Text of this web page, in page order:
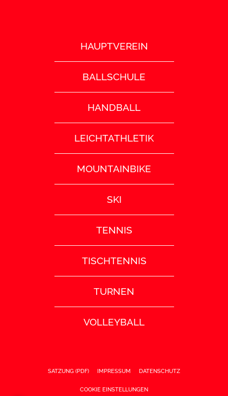
HAUPTVEREIN
BALLSCHULE
HANDBALL
LEICHTATHLETIK
MOUNTAINBIKE
SKI
TENNIS
TISCHTENNIS
TURNEN
VOLLEYBALL
SATZUNG (PDF) IMPRESSUM DATENSCHUTZ
COOKIE EINSTELLUNGEN